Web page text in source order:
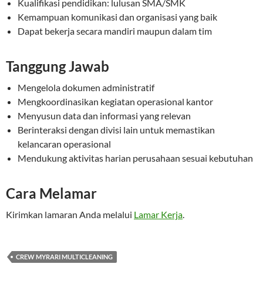
Kualifikasi pendidikan: lulusan SMA/SMK
Kemampuan komunikasi dan organisasi yang baik
Dapat bekerja secara mandiri maupun dalam tim
Tanggung Jawab
Mengelola dokumen administratif
Mengkoordinasikan kegiatan operasional kantor
Menyusun data dan informasi yang relevan
Berinteraksi dengan divisi lain untuk memastikan
kelancaran operasional
Mendukung aktivitas harian perusahaan sesuai kebutuhan
Cara Melamar
Kirimkan lamaran Anda melalui Lamar Kerja.
CREW MYRARI MULTICLEANING